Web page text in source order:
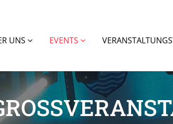
UNS EVENTS